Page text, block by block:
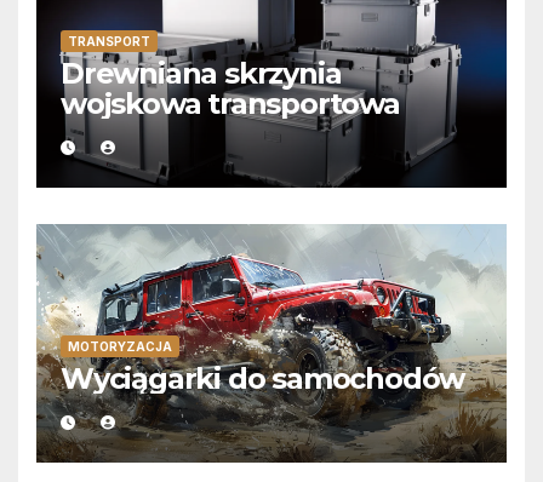
TRANSPORT
Drewniana skrzynia
wojskowa transportowa
MOTORYZACJA
Wyciągarki do samochodów